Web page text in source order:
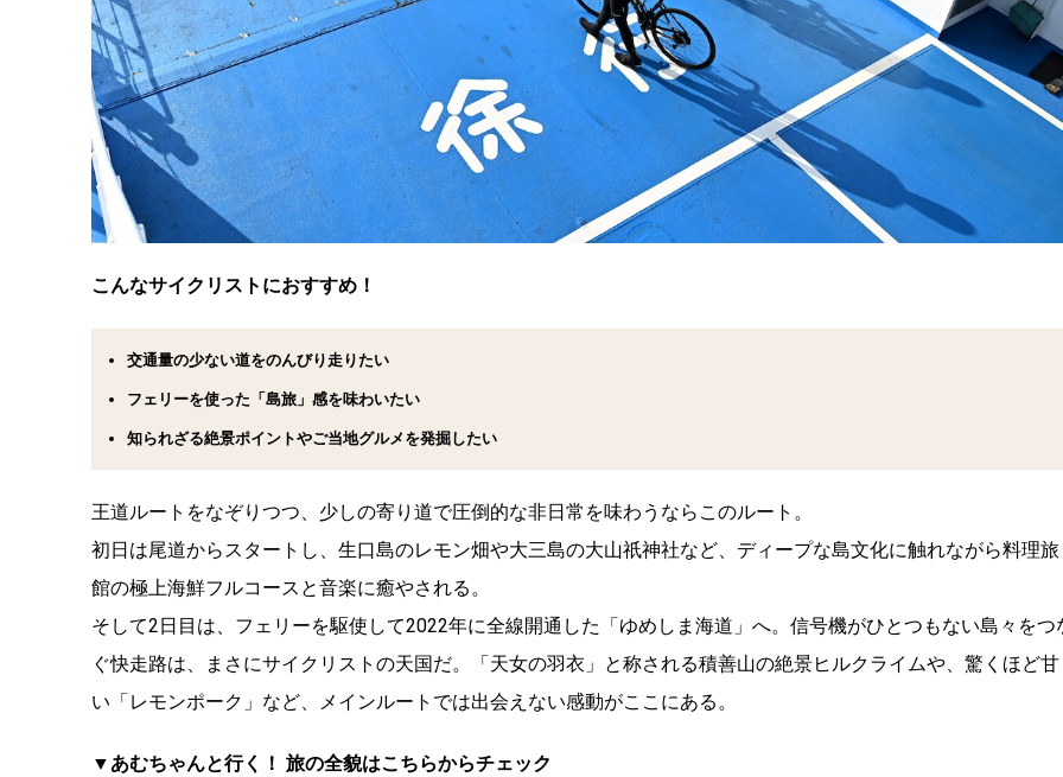
こんなサイクリストにおすすめ！
交通量の少ない道をのんびり走りたい
フェリーを使った「島旅」感を味わいたい
知られざる絶景ポイントやご当地グルメを発掘したい
王道ルートをなぞりつつ、少しの寄り道で圧倒的な非日常を味わうならこのルート。
初日は尾道からスタートし、生口島のレモン畑や大三島の大山祇神社など、ディープな島文化に触れながら料理旅
館の極上海鮮フルコースと音楽に癒やされる。
そして2日目は、フェリーを駆使して2022年に全線開通した「ゆめしま海道」へ。信号機がひとつもない島々をつ
ぐ快走路は、まさにサイクリストの天国だ。「天女の羽衣」と称される積善山の絶景ヒルクライムや、驚くほど甘
い「レモンポーク」など、メインルートでは出会えない感動がここにある。
▼あむちゃんと行く！ 旅の全貌はこちらからチェック